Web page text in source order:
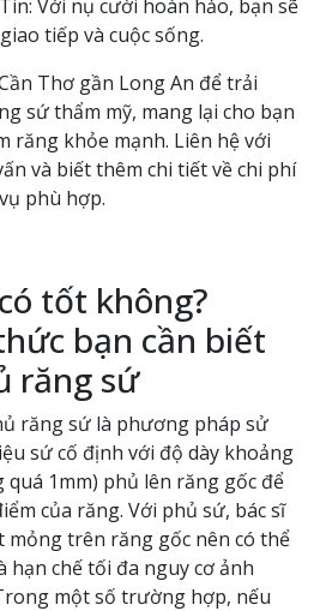
Với nụ cười hoàn hảo, bạn sẽ
tiếp và cuộc sống.
Thơ gần Long An để trải
sứ thẩm mỹ, mang lại cho bạn
răng khỏe mạnh. Liên hệ với
và biết thêm chi tiết về chi phí
phù hợp.
tốt không?
bạn cần biết
răng sứ
răng sứ là phương pháp sử
sứ cố định với độ dày khoảng
quá 1mm) phủ lên răng gốc để
của răng. Với phủ sứ, bác sĩ
mỏng trên răng gốc nên có thể
hạn chế tối đa nguy cơ ảnh
một số trường hợp, nếu